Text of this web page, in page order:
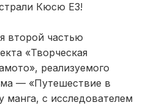
Кюсю E3!
второй частью
«Творческая
реализуемого
— «Путешествие в
манга, с исследователем